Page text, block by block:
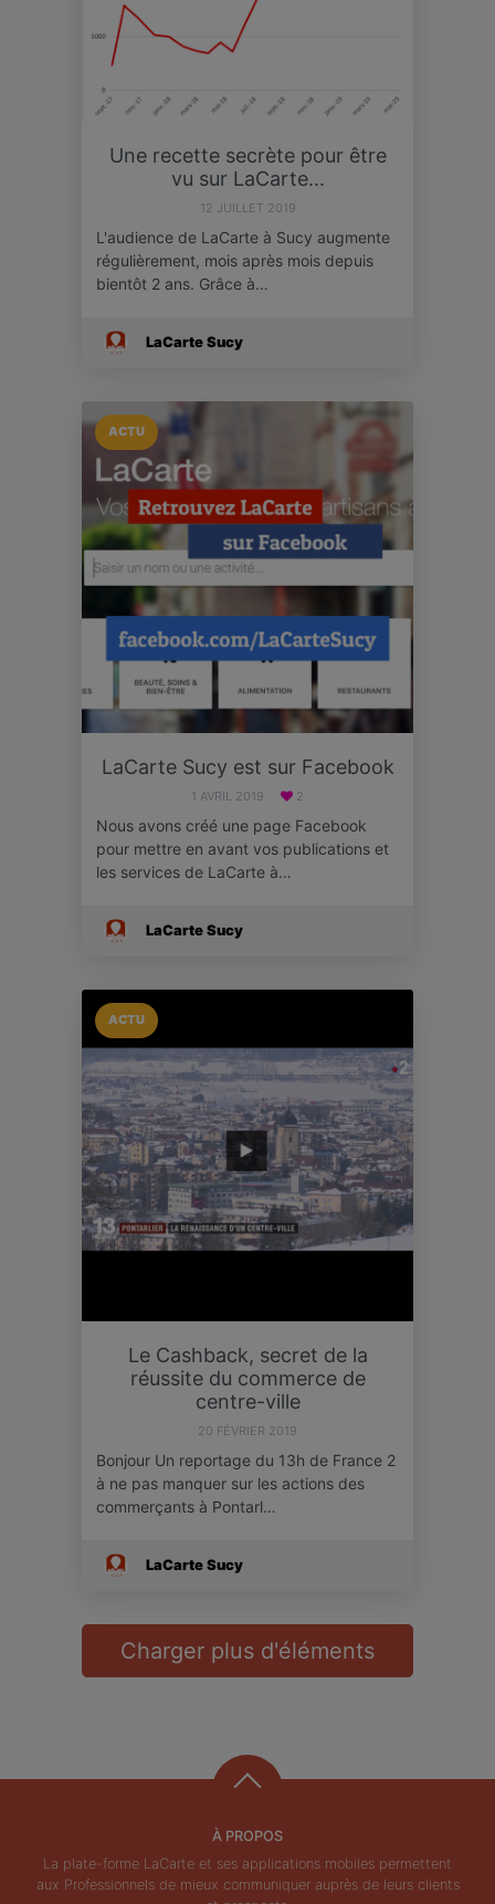
Une recette secrète pour être
vu sur LaCarte...
12 JUILLET 2019
L'audience de LaCarte à Sucy augmente
régulièrement, mois après mois depuis
bientôt 2 ans. Grâce à…
LaCarte Sucy
ACTU
LaCarte Sucy est sur Facebook
1 AVRIL 2019 2
Nous avons créé une page Facebook
pour mettre en avant vos publications et
les services de LaCarte à…
LaCarte Sucy
ACTU
Le Cashback, secret de la
réussite du commerce de
centre-ville
20 FÉVRIER 2019
Bonjour Un reportage du 13h de France 2
à ne pas manquer sur les actions des
commerçants à Pontarl…
LaCarte Sucy
Charger plus d'éléments
À PROPOS
La plate-forme LaCarte et ses applications mobiles permettent
aux Professionnels de mieux communiquer auprès de leurs clients